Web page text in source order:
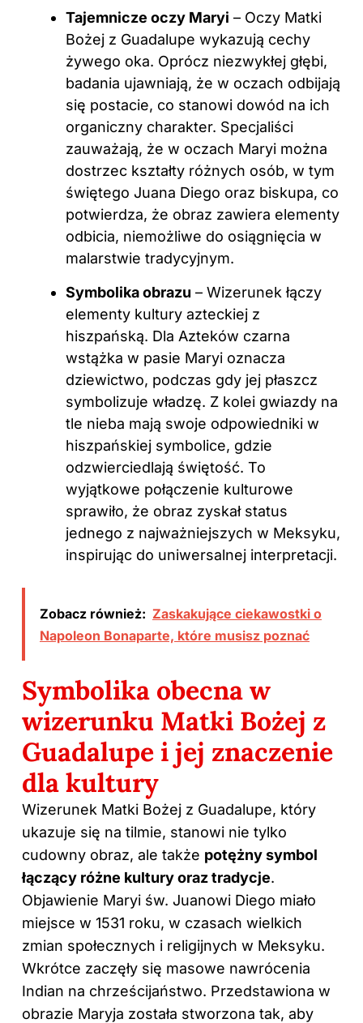
Tajemnicze oczy Maryi – Oczy Matki
Bożej z Guadalupe wykazują cechy
żywego oka. Oprócz niezwykłej głębi,
badania ujawniają, że w oczach odbijają
się postacie, co stanowi dowód na ich
organiczny charakter. Specjaliści
zauważają, że w oczach Maryi można
dostrzec kształty różnych osób, w tym
świętego Juana Diego oraz biskupa, co
potwierdza, że obraz zawiera elementy
odbicia, niemożliwe do osiągnięcia w
malarstwie tradycyjnym.
Symbolika obrazu – Wizerunek łączy
elementy kultury azteckiej z
hiszpańską. Dla Azteków czarna
wstążka w pasie Maryi oznacza
dziewictwo, podczas gdy jej płaszcz
symbolizuje władzę. Z kolei gwiazdy na
tle nieba mają swoje odpowiedniki w
hiszpańskiej symbolice, gdzie
odzwierciedlają świętość. To
wyjątkowe połączenie kulturowe
sprawiło, że obraz zyskał status
jednego z najważniejszych w Meksyku,
inspirując do uniwersalnej interpretacji.
Zobacz również: Zaskakujące ciekawostki o
Napoleon Bonaparte, które musisz poznać
Symbolika obecna w
wizerunku Matki Bożej z
Guadalupe i jej znaczenie
dla kultury
Wizerunek Matki Bożej z Guadalupe, który
ukazuje się na tilmie, stanowi nie tylko
cudowny obraz, ale także potężny symbol
łączący różne kultury oraz tradycje.
Objawienie Maryi św. Juanowi Diego miało
miejsce w 1531 roku, w czasach wielkich
zmian społecznych i religijnych w Meksyku.
Wkrótce zaczęły się masowe nawrócenia
Indian na chrześcijaństwo. Przedstawiona w
obrazie Maryja została stworzona tak, aby